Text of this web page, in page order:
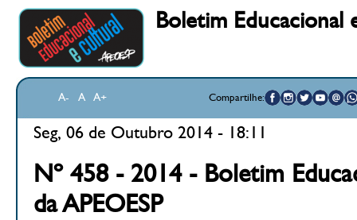
Boletim Educacional
A- A A+ Compartilhe:
Seg, 06 de Outubro 2014 - 18:11
Nº 458 - 2014 - Boletim
da APEOESP